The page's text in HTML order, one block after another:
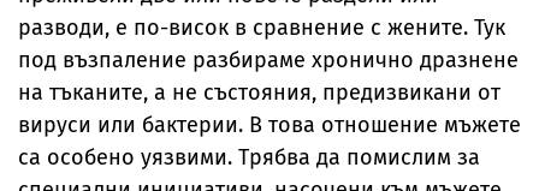
разводи, е по-висок в сравнение с жените. Тук
под възпаление разбираме хронично дразнене
на тъканите, а не състояния, предизвикани от
вируси или бактерии. В това отношение мъжете
са особено уязвими. Трябва да помислим за